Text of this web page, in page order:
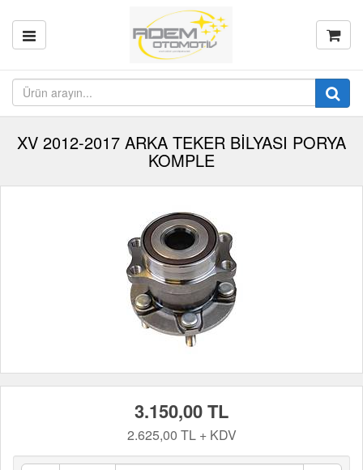
XV 2012-2017 ARKA TEKER BİLYASI PORYA
KOMPLE
3.150,00 TL
2.625,00 TL + KDV